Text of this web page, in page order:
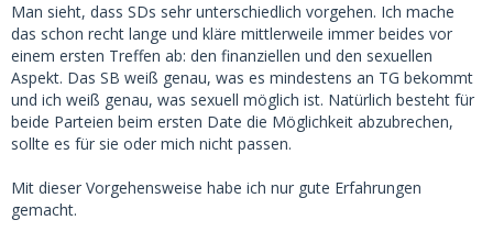
Man sieht, dass SDs sehr unterschiedlich vorgehen. Ich mache
das schon recht lange und kläre mittlerweile immer beides vor
einem ersten Treffen ab: den finanziellen und den sexuellen
Aspekt. Das SB weiß genau, was es mindestens an TG bekommt
und ich weiß genau, was sexuell möglich ist. Natürlich besteht für
beide Parteien beim ersten Date die Möglichkeit abzubrechen,
sollte es für sie oder mich nicht passen.
Mit dieser Vorgehensweise habe ich nur gute Erfahrungen
gemacht.